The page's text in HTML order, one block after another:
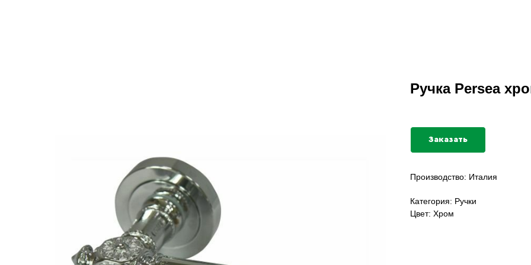
Ручка Persea
Заказать
Производство: Италия
Категория: Ручки
Цвет: Хром